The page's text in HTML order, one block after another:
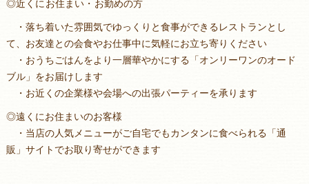
◎近くにお住まい・お勤めの方
・落ち着いた雰囲気でゆっくりと食事ができるレストランとし
て、お友達との会食やお仕事中に気軽にお立ち寄りください
・おうちごはんをより一層華やかにする「オンリーワンのオード
ブル」をお届けします
・お近くの企業様や会場への出張パーティーを承ります
◎遠くにお住まいのお客様
・当店の人気メニューがご自宅でもカンタンに食べられる「通
販」サイトでお取り寄せができます